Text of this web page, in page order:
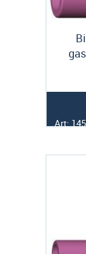
Art: